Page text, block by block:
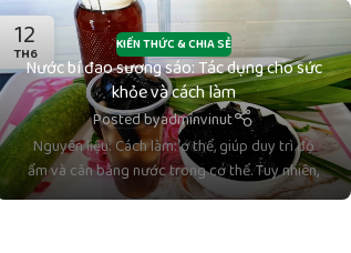
12
TH6 KIẾN THỨC & CHIA SẺ
Nước bí đao sương sáo: Tác dụng cho sức
khỏe và cách làm
Posted byadminvinut
Nguyên liệu: Cách làm: ơ thể, giúp duy trì độ
ẩm và cân bằng nước trong cơ thể. Tuy nhiên,